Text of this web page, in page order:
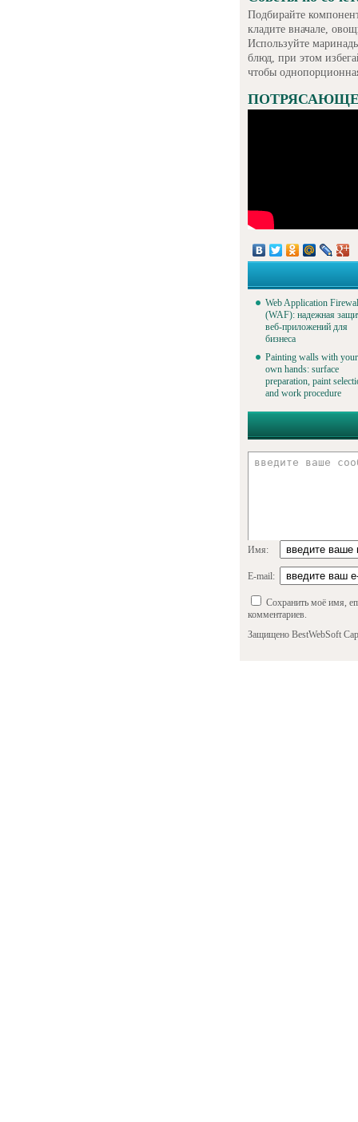
Подбирайте
кладите вначале,
Используйте
блюд, при этом
чтобы
ПОТРЯСАЮЩЕЕ
Web Application
(WAF): надежная
веб-приложений для
бизнеса
Painting walls with your
own hands: surface
preparation, paint
and work procedure
Имя:
E-mail:
Сохранить моё имя,
комментариев.
Защищено BestWebSoft